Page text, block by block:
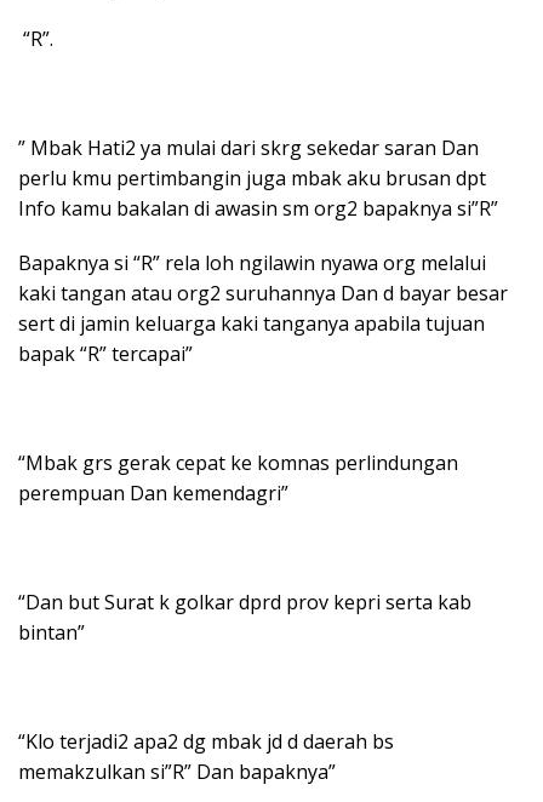
“R”.
” Mbak Hati2 ya mulai dari skrg sekedar saran Dan
perlu kmu pertimbangin juga mbak aku brusan dpt
Info kamu bakalan di awasin sm org2 bapaknya si”R”
Bapaknya si “R” rela loh ngilawin nyawa org melalui
kaki tangan atau org2 suruhannya Dan d bayar besar
sert di jamin keluarga kaki tanganya apabila tujuan
bapak “R” tercapai”
“Mbak grs gerak cepat ke komnas perlindungan
perempuan Dan kemendagri”
“Dan but Surat k golkar dprd prov kepri serta kab
bintan”
“Klo terjadi2 apa2 dg mbak jd d daerah bs
memakzulkan si”R” Dan bapaknya”